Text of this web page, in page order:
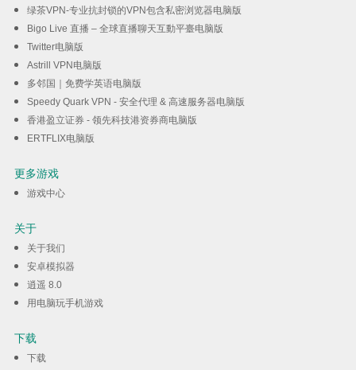
绿茶VPN-专业抗封锁的VPN包含私密浏览器电脑版
Bigo Live 直播 – 全球直播聊天互動平臺电脑版
Twitter电脑版
Astrill VPN电脑版
多邻国｜免费学英语电脑版
Speedy Quark VPN - 安全代理 & 高速服务器电脑版
香港盈立证券 - 领先科技港资券商电脑版
ERTFLIX电脑版
更多游戏
游戏中心
关于
关于我们
安卓模拟器
逍遥 8.0
用电脑玩手机游戏
下载
下载